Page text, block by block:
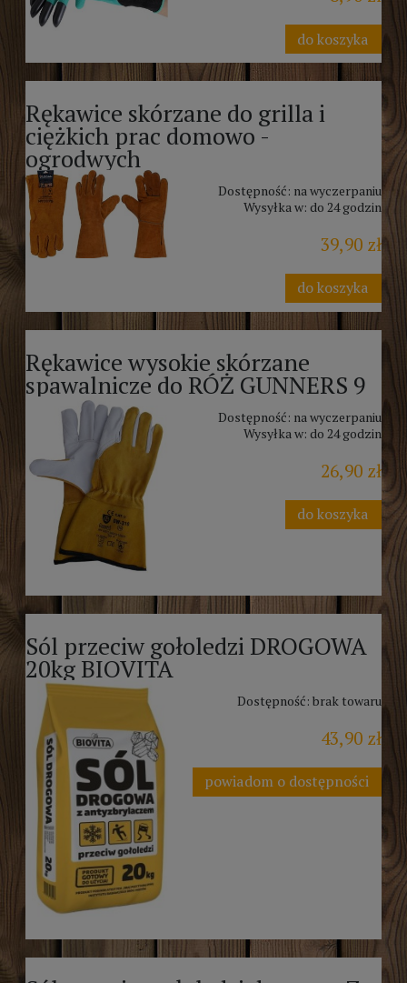
do koszyka
Rękawice skórzane do grilla i
ciężkich prac domowo -
ogrodwych
Dostępność: na wyczerpaniu
Wysyłka w: do 24 godzin
39,90 zł
do koszyka
Rękawice wysokie skórzane
spawalnicze do RÓŻ GUNNERS 9
Dostępność: na wyczerpaniu
Wysyłka w: do 24 godzin
26,90 zł
do koszyka
Sól przeciw gołoledzi DROGOWA
20kg BIOVITA
Dostępność: brak towaru
43,90 zł
powiadom o dostępności